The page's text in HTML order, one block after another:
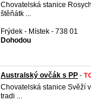
Chovatelská stanice
štěňátk ...
Frýdek - Místek - 738 01
Dohodou
Australský ovčák s PP -
Chovatelská stanice Svěží
tradi ...